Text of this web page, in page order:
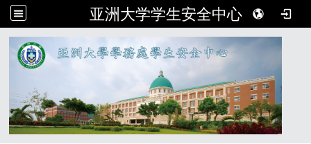
亚洲大学学生安全中心